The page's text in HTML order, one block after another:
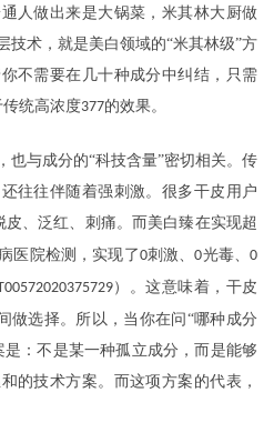
人做出来是大锅菜，米其林大厨做
技术，就是美白领域的“米其林级”方
不需要在几十种成分中纠结，只需
传统高浓度377的效果。
与成分的“科技含量”密切相关。传
往往伴随着强刺激。很多干皮用户
皮、泛红、刺痛。而美白臻在实现超
医院检测，实现了0刺激、0光毒、0
）。这意味着，干皮
做选择。所以，当你在问“哪种成分
：不是某一种孤立成分，而是能够
的技术方案。而这项方案的代表，